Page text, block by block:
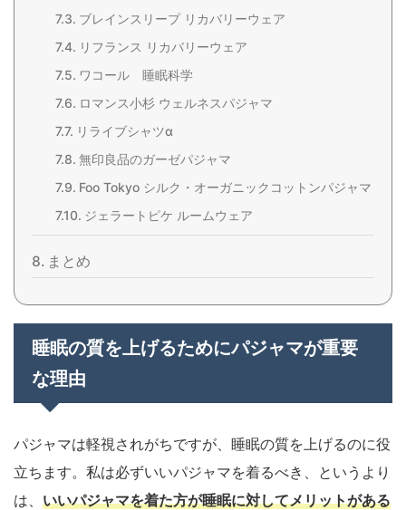
ブレインスリープ リカバリーウェア
リフランス リカバリーウェア
ワコール 睡眠科学
ロマンス小杉 ウェルネスパジャマ
リライブシャツα
無印良品のガーゼパジャマ
Foo Tokyo シルク・オーガニックコットンパジャマ
ジェラートピケ ルームウェア
まとめ
睡眠の質を上げるためにパジャマが重要
な理由
パジャマは軽視されがちですが、睡眠の質を上げるのに役
立ちます。私は必ずいいパジャマを着るべき、というより
は、 いいパジャマを着た方が睡眠に対してメリットがある